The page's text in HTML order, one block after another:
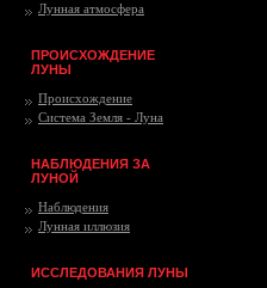
Лунная атмосфера
ПРОИСХОЖДЕНИЕ
ЛУНЫ
Происхождение
Система Земля - Луна
НАБЛЮДЕНИЯ ЗА
ЛУНОЙ
Наблюдения
Лунная иллюзия
ИССЛЕДОВАНИЯ ЛУНЫ